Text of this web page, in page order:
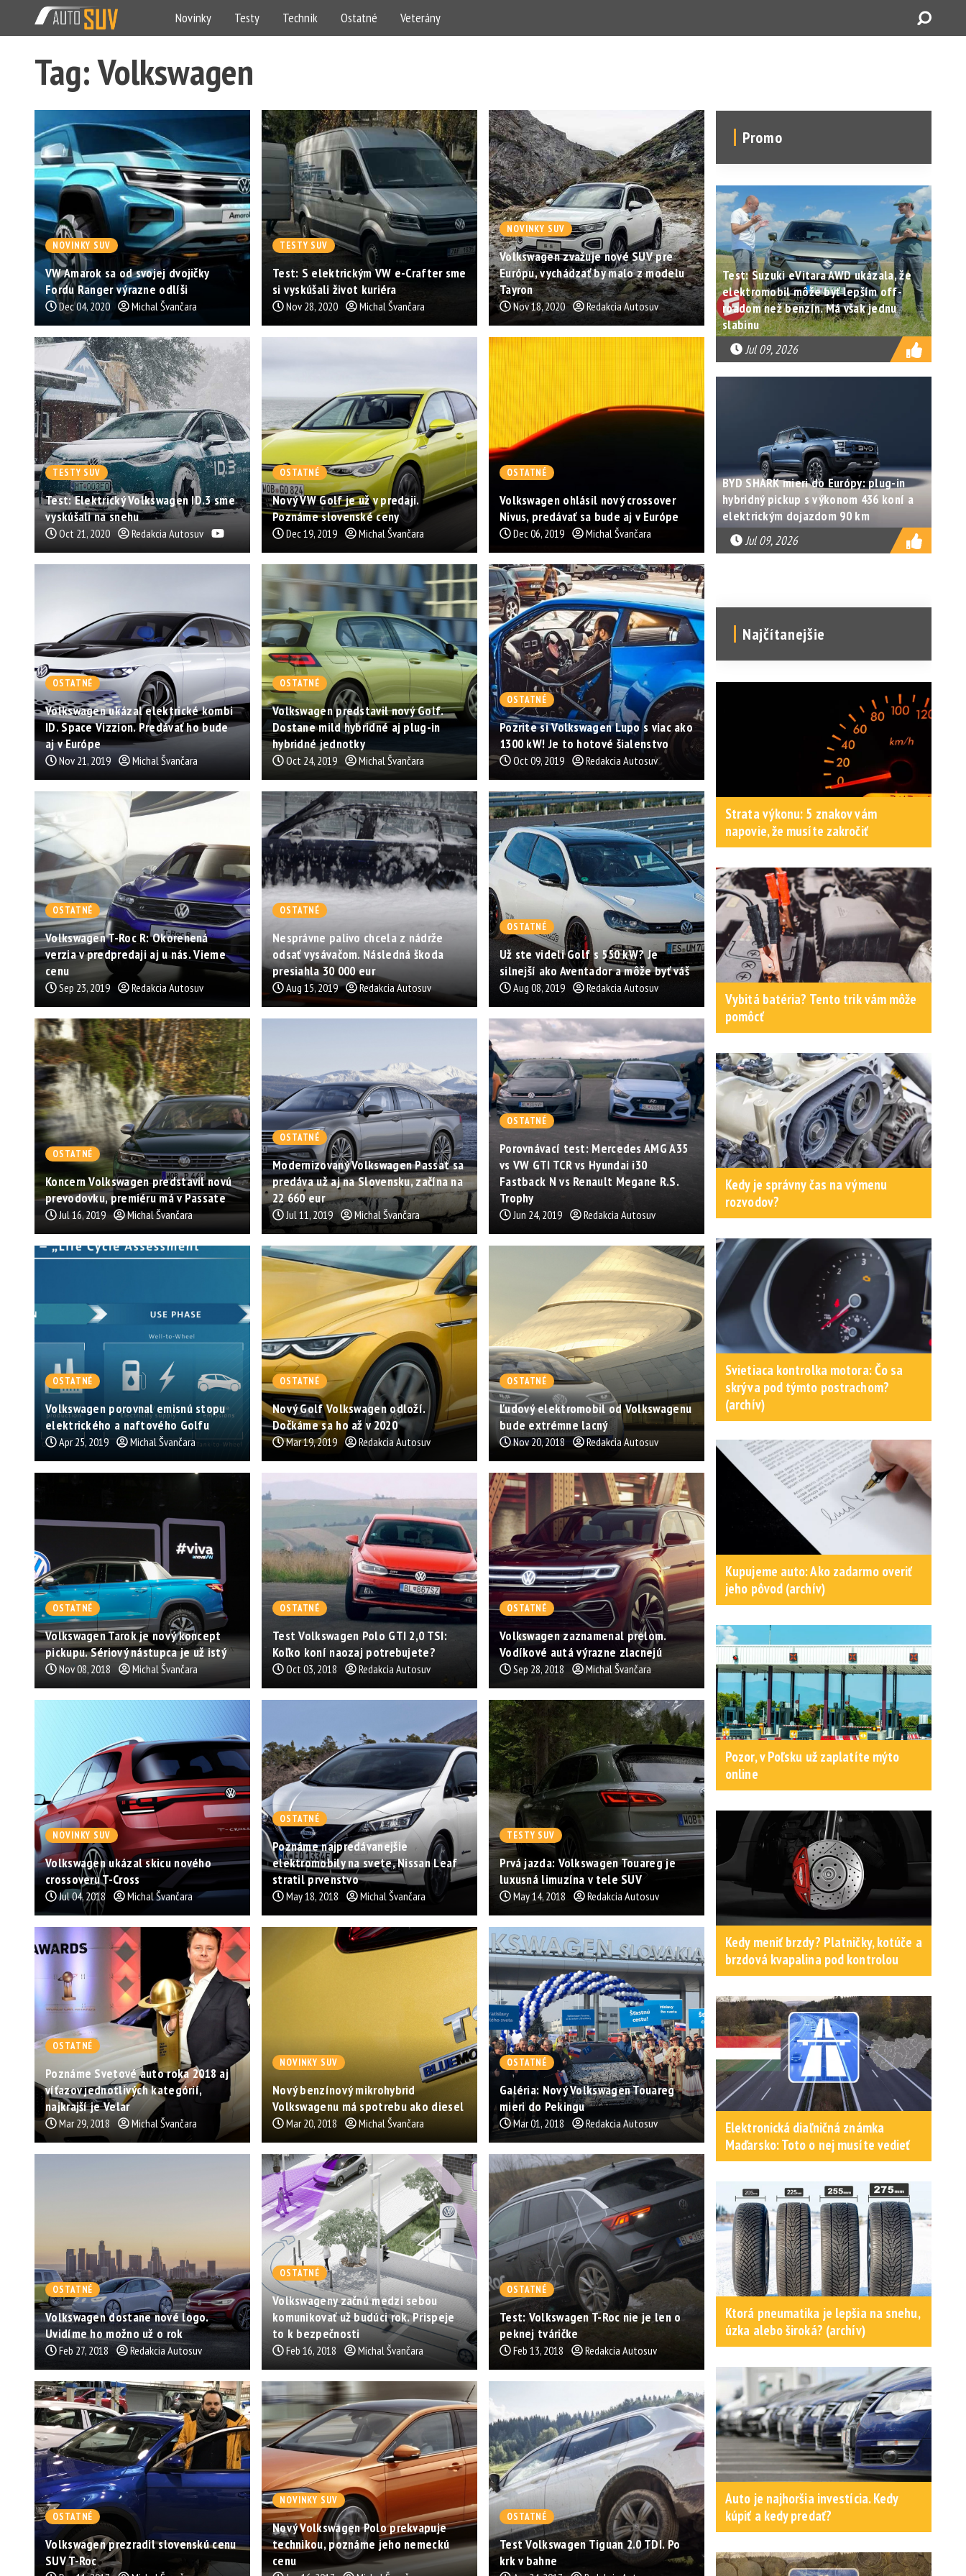
Novinky Testy Technik Ostatné Veterány
Tag: Volkswagen
NOVINKY SUV
VW Amarok sa od svojej dvojičky
Fordu Ranger výrazne odlíši
Dec 04, 2020 Michal Švančara
TESTY SUV
Test: S elektrickým VW e-Crafter sme
si vyskúšali život kuriéra
Nov 28, 2020 Michal Švančara
NOVINKY SUV
Volkswagen zvažuje nové SUV pre
Európu, vychádzať by malo z modelu
Tayron
Nov 18, 2020 Redakcia Autosuv
TESTY SUV
Test: Elektrický Volkswagen ID.3 sme
vyskúšali na snehu
Oct 21, 2020 Redakcia Autosuv
OSTATNÉ
Nový VW Golf je už v predaji.
Poznáme slovenské ceny
Dec 19, 2019 Michal Švančara
OSTATNÉ
Volkswagen ohlásil nový crossover
Nivus, predávať sa bude aj v Európe
Dec 06, 2019 Michal Švančara
OSTATNÉ
Volkswagen ukázal elektrické kombi
ID. Space Vizzion. Predávať ho bude
aj v Európe
Nov 21, 2019 Michal Švančara
OSTATNÉ
Volkswagen predstavil nový Golf.
Dostane mild hybridné aj plug-in
hybridné jednotky
Oct 24, 2019 Michal Švančara
OSTATNÉ
Pozrite si Volkswagen Lupo s viac ako
1300 kW! Je to hotové šialenstvo
Oct 09, 2019 Redakcia Autosuv
OSTATNÉ
Volkswagen T-Roc R: Okorenená
verzia v predpredaji aj u nás. Vieme
cenu
Sep 23, 2019 Redakcia Autosuv
OSTATNÉ
Nesprávne palivo chcela z nádrže
odsať vysávačom. Následná škoda
presiahla 30 000 eur
Aug 15, 2019 Redakcia Autosuv
OSTATNÉ
Už ste videli Golf s 550 kW? Je
silnejší ako Aventador a môže byť váš
Aug 08, 2019 Redakcia Autosuv
OSTATNÉ
Koncern Volkswagen predstavil novú
prevodovku, premiéru má v Passate
Jul 16, 2019 Michal Švančara
OSTATNÉ
Modernizovaný Volkswagen Passat sa
predáva už aj na Slovensku, začína na
22 660 eur
Jul 11, 2019 Michal Švančara
OSTATNÉ
Porovnávací test: Mercedes AMG A35
vs VW GTI TCR vs Hyundai i30
Fastback N vs Renault Megane R.S.
Trophy
Jun 24, 2019 Redakcia Autosuv
OSTATNÉ
Volkswagen porovnal emisnú stopu
elektrického a naftového Golfu
Apr 25, 2019 Michal Švančara
OSTATNÉ
Nový Golf Volkswagen odloží.
Dočkáme sa ho až v 2020
Mar 19, 2019 Redakcia Autosuv
OSTATNÉ
Ľudový elektromobil od Volkswagenu
bude extrémne lacný
Nov 20, 2018 Redakcia Autosuv
OSTATNÉ
Volkswagen Tarok je nový koncept
pickupu. Sériový nástupca je už istý
Nov 08, 2018 Michal Švančara
OSTATNÉ
Test Volkswagen Polo GTI 2,0 TSI:
Koľko koní naozaj potrebujete?
Oct 03, 2018 Redakcia Autosuv
OSTATNÉ
Volkswagen zaznamenal prelom.
Vodíkové autá výrazne zlacnejú
Sep 28, 2018 Michal Švančara
NOVINKY SUV
Volkswagen ukázal skicu nového
crossoveru T-Cross
Jul 04, 2018 Michal Švančara
OSTATNÉ
Poznáme najpredávanejšie
elektromobily na svete, Nissan Leaf
stratil prvenstvo
May 18, 2018 Michal Švančara
TESTY SUV
Prvá jazda: Volkswagen Touareg je
luxusná limuzína v tele SUV
May 14, 2018 Redakcia Autosuv
OSTATNÉ
Poznáme Svetové auto roka 2018 aj
víťazov jednotlivých kategórií,
najkrajší je Velar
Mar 29, 2018 Michal Švančara
NOVINKY SUV
Nový benzínový mikrohybrid
Volkswagenu má spotrebu ako diesel
Mar 20, 2018 Michal Švančara
OSTATNÉ
Galéria: Nový Volkswagen Touareg
mieri do Pekingu
Mar 01, 2018 Redakcia Autosuv
OSTATNÉ
Volkswagen dostane nové logo.
Uvidíme ho možno už o rok
Feb 27, 2018 Redakcia Autosuv
OSTATNÉ
Volkswageny začnú medzi sebou
komunikovať už budúci rok. Prispeje
to k bezpečnosti
Feb 16, 2018 Michal Švančara
OSTATNÉ
Test: Volkswagen T-Roc nie je len o
peknej tváričke
Feb 13, 2018 Redakcia Autosuv
OSTATNÉ
Volkswagen prezradil slovenskú cenu
SUV T-Roc
NOVINKY SUV
Nový Volkswagen Polo prekvapuje
technikou, poznáme jeho nemeckú
cenu
OSTATNÉ
Test Volkswagen Tiguan 2.0 TDI. Po
krk v bahne
Promo
Test: Suzuki eVitara AWD ukázala, že
elektromobil môže byť lepším off-
roadom než benzín. Má však jednu
slabinu
Jul 09, 2026
BYD SHARK mieri do Európy: plug-in
hybridný pickup s výkonom 436 koní a
elektrickým dojazdom 90 km
Jul 09, 2026
Najčítanejšie
Strata výkonu: 5 znakov vám
napovie, že musíte zakročiť
Vybitá batéria? Tento trik vám môže
pomôcť
Kedy je správny čas na výmenu
rozvodov?
Svietiaca kontrolka motora: Čo sa
skrýva pod týmto postrachom?
(archív)
Kupujeme auto: Ako zadarmo overiť
jeho pôvod (archív)
Pozor, v Poľsku už zaplatíte mýto
online
Kedy meniť brzdy? Platničky, kotúče a
brzdová kvapalina pod kontrolou
Elektronická diaľničná známka
Maďarsko: Toto o nej musíte vedieť
Ktorá pneumatika je lepšia na snehu,
úzka alebo široká? (archív)
Auto je najhoršia investícia. Kedy
kúpiť a kedy predať?